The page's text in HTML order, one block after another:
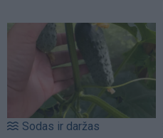
Sodas ir daržas